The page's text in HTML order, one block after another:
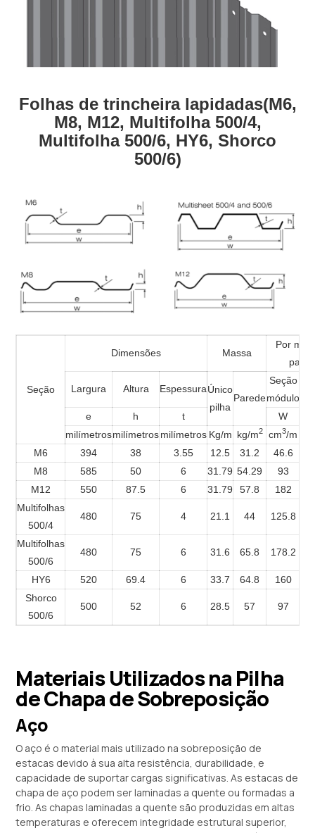
Folhas de trincheira lapidadas(M6,
M8, M12, Multifolha 500/4,
Multifolha 500/6, HY6, Shorco
500/6)
Seção
Dimensões Massa
Por
Largura Altura EspessuraÚnico
pilha
Parede
Seção
módulo
e
h t W
milímetrosmilímetrosmilímetros Kg/m kg/m2 cm3/m
M6
394 38 3.55 12.5 31.2 46.6
M8
585 50 6 31.79 54.29 93
M12
550 87.5 6 31.79 57.8 182
Multifolhas
500/4
480 75 4 21.1 44 125.8
Multifolhas
500/6
480 75 6 31.6 65.8 178.2
HY6 520 69.4 6 33.7 64.8 160
Shorco
500/6
500 52 6 28.5 57 97
Materiais Utilizados na Pilha
de Chapa de Sobreposição
Aço
O aço é o material mais utilizado na sobreposição de
estacas devido à sua alta resistência, durabilidade, e
capacidade de suportar cargas significativas. As estacas de
chapa de aço podem ser laminadas a quente ou formadas a
frio. As chapas laminadas a quente são produzidas em altas
temperaturas e oferecem integridade estrutural superior,